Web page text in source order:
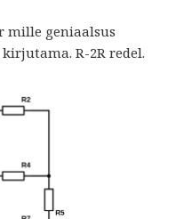
mille geniaalsus
R-2R redel.